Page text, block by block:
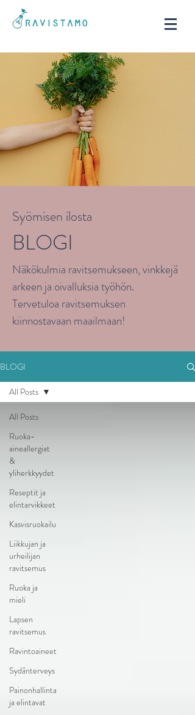
Syömisen ilosta
BLOGI
Näkökulmia ravitsemukseen, vinkkejä
arkeen ja oivalluksia työhön.
Tervetuloa ravitsemuksen
kiinnostavaan maailmaan!
BLOGI
All Posts
Ruoka-
aineallergiat
&
yliherkkyydet
Reseptit ja
elintarvikkeet
Kasvisruokailu
Liikkujan ja
urheilijan
ravitsemus
Ruoka ja
mieli
Lapsen
ravitsemus
Ravintoaineet
Sydänterveys
Painonhallinta
ja elintavat
All Posts